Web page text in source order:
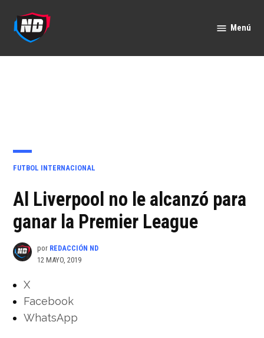
contenido
Menú
PUBLICADO
FUTBOL INTERNACIONAL
Al Liverpool no le alcanzó para
ganar la Premier League
por REDACCIÓN ND
12 MAYO, 2019
X
Facebook
WhatsApp